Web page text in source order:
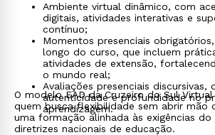
Ambiente virtual dinâmico, com
digitais, atividades interativas e
contínuo;
Momentos presenciais
longo do curso, que incluem
atividades de extensão,
o mundo real;
Avaliações presenciais discursivas,
autenticidade e profundidade no
aprendizagem.
O modelo EAD da Cruzeiro do Sul
quem busca flexibilidade sem abrir mão
uma formação alinhada às exigências do
diretrizes nacionais de educação.